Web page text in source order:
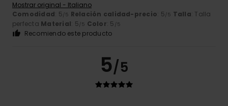
Mostrar original - Italiano
Comodidad: 5/5 Relación calidad-precio: 5/5 Talla: Talla
perfecta Material: 5/5 Color: 5 /5
Recomiendo este producto
5/5